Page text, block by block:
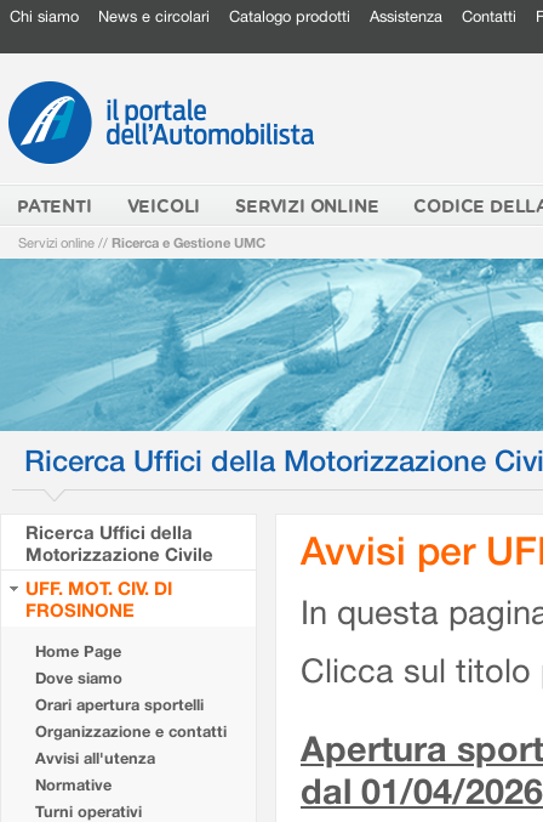
Chi siamo News e circolari Catalogo prodotti Assistenza Contatti
PATENTI VEICOLI SERVIZI ONLINE CODICE
Servizi online // Ricerca e Gestione UMC
Ricerca Uffici della Motorizzazione
Ricerca Uffici della
Motorizzazione Civile
UFF. MOT. CIV. DI
FROSINONE
Home Page
Dove siamo
Orari apertura sportelli
Organizzazione e contatti
Avvisi all'utenza
Normative
Turni operativi
Avvisi per
In questa
Clicca sul titolo
Apertura
dal 01/04/2026